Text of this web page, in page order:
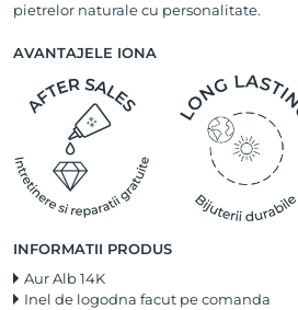
pietrelor naturale cu personalitate.
AVANTAJELE IONA
INFORMATII PRODUS
Aur Alb 14K
Inel de logodna facut pe comanda